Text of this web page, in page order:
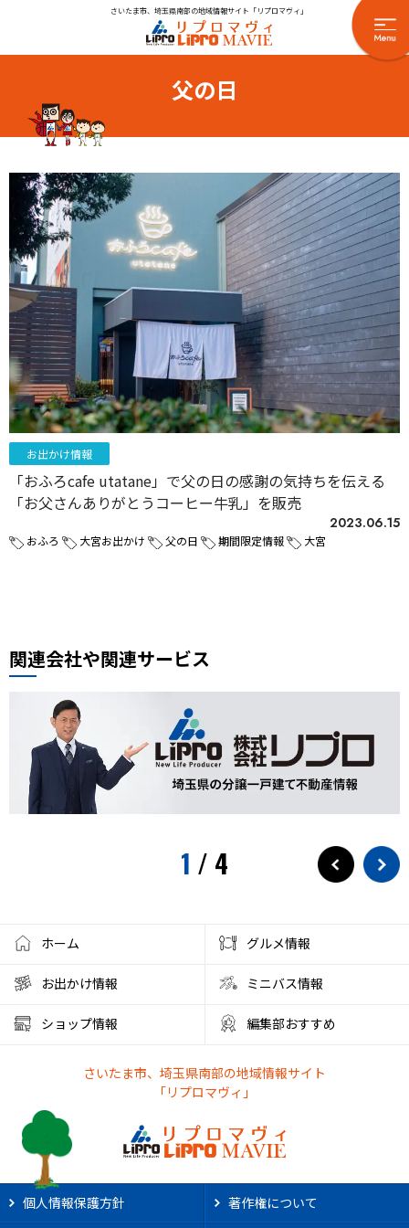
さいたま市、埼玉県南部の地域情報サイト「リプロマヴィ」
父の日
お出かけ情報
「おふろcafe utatane」で父の日の感謝の気持ちを伝える
「お父さんありがとうコーヒー牛乳」を販売
2023.06.15
おふろ 大宮お出かけ 父の日 期間限定情報 大宮
関連会社や関連サービス
1 / 4
ホーム グルメ情報
お出かけ情報 ミニバス情報
ショップ情報 編集部おすすめ
さいたま市、埼玉県南部の地域情報サイト
「リプロマヴィ」
個人情報保護方針 著作権について